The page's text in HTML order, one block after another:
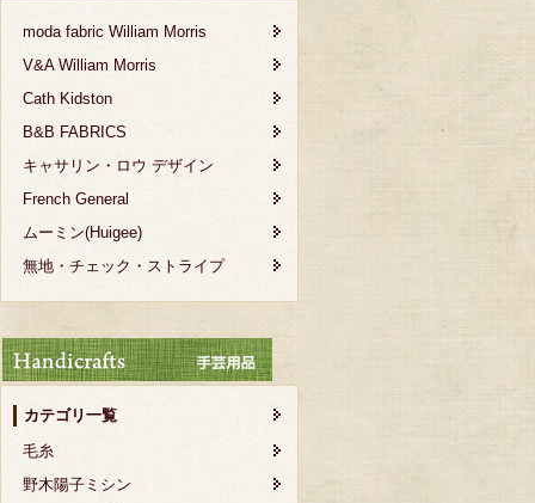
moda fabric William Morris
V&A William Morris
Cath Kidston
B&B FABRICS
キャサリン・ロウ デザイン
French General
ムーミン(Huigee)
無地・チェック・ストライプ
カテゴリ一覧
毛糸
野木陽子ミシン